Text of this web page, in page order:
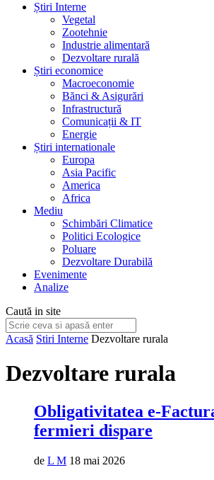
Știri Interne
Vegetal
Zootehnie
Industrie alimentară
Dezvoltare rurală
Știri economice
Macroeconomie
Bănci & Asigurări
Infrastructură
Comunicații & IT
Energie
Știri internationale
Europa
Asia Pacific
America
Africa
Mediu
Schimbări Climatice
Politici Ecologice
Poluare
Dezvoltare Durabilă
Evenimente
Analize
Caută in site
Acasă Stiri Interne Dezvoltare rurala
Dezvoltare rurala
Obligativitatea e-
fermieri dispare
de L M 18 mai 2026